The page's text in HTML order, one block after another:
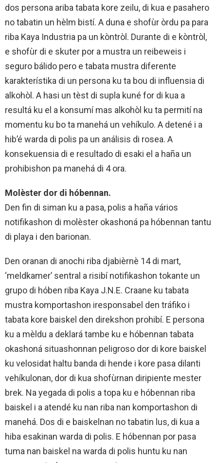
dos persona ariba tabata kore zeilu, di kua e pasahero
no tabatin un hèlm bistí. A duna e shofùr òrdu pa para
riba Kaya Industria pa un kòntròl. Durante di e kòntròl,
e shofùr di e skuter por a mustra un reibeweis i
seguro bálido pero e tabata mustra diferente
karakterístika di un persona ku ta bou di influensia di
alkohòl. A hasi un tèst di supla kuné for di kua a
resultá ku el a konsumí mas alkohòl ku ta permití na
momentu ku bo ta manehá un vehíkulo. A detené i a
hib’é warda di polis pa un análisis di rosea. A
konsekuensia di e resultado di esaki el a haña un
prohibishon pa manehá di 4 ora.
Molèster dor di hóbennan.
Den fin di siman ku a pasa, polis a haña vários
notifikashon di molèster okashoná pa hóbennan tantu
di playa i den barionan.
Den oranan di anochi riba djabièrnè 14 di mart,
‘meldkamer’ sentral a risibí notifikashon tokante un
grupo di hóben riba Kaya J.N.E. Craane ku tabata
mustra komportashon iresponsabel den tráfiko i
tabata kore baiskel den direkshon prohibí. E persona
ku a mèldu a deklará tambe ku e hóbennan tabata
okashoná situashonnan peligroso dor di kore baiskel
ku velosidat haltu banda di hende i kore pasa dilanti
vehíkulonan, dor di kua shofùrnan diripiente mester
brek. Na yegada di polis a topa ku e hóbennan riba
baiskel i a atendé ku nan riba nan komportashon di
manehá. Dos di e baiskelnan no tabatin lus, di kua a
hiba esakinan warda di polis. E hóbennan por pasa
tuma nan baiskel na warda di polis huntu ku nan